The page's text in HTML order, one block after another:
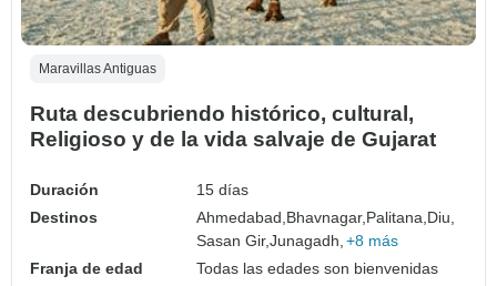
Maravillas Antiguas
Ruta descubriendo histórico, cultural,
Religioso y de la vida salvaje de Gujarat
Duración
15 días
Destinos
Ahmedabad, Bhavnagar, Palitana, Diu,
Sasan Gir,Junagadh, +8 más
Franja de edad
Todas las edades son bienvenidas